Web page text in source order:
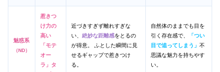
魅惑系
（ND）
惹きつ
け力の
高い
「モテ
オー
ラ」タ
近づきすぎず離れすぎな
い、 絶妙な距離感をとるの
が得意。 ふとした瞬間に見
せるギャップで惹きつけ
る。
自然体のままでも目を
引く存在感で、
「つい
目で追ってしまう」 不
思議な魅力を持ちやす
い。